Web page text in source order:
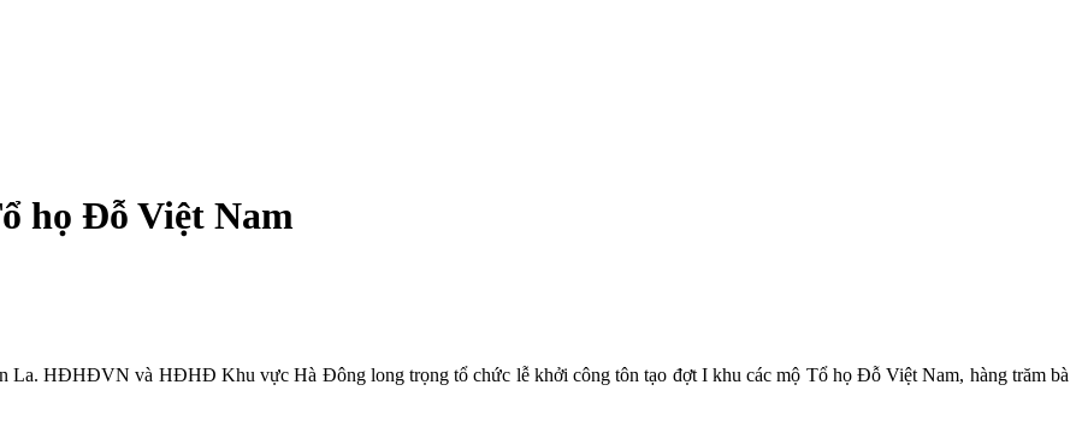
họ Đỗ Việt Nam
La. HĐHĐVN và HĐHĐ Khu vực Hà Đông long trọng tổ chức lễ khởi công tôn tạo đợt I khu các mộ Tổ họ Đỗ Việt Nam, hàng trăm bà